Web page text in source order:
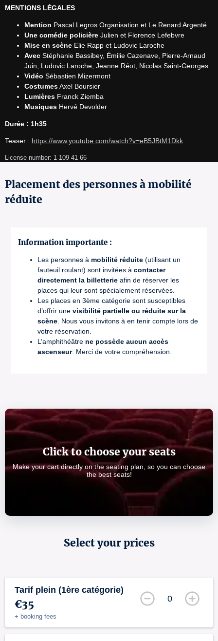
MENTIONS LÉGALES
Mention Pascal Legros Organisation et Le Renard Argenté
Une comédie policière Julien et Florence Lefebvre
Mise en scène Elie Rapp et Ludovic Laroche
Avec Stéphanie Bassibey, Émilie Cazenave, Pierre-Arnaud
Juin, Ludovic Laroche, Jeanne Réot, Nicolas Saint-Georges
Vidéo Sébastien Mizermont
CostumesAxel Boursier
Lumières Franck Ziemba
Musiques Hervé Devolder
Durée : 1h35
Teaser : https://www.youtube.com/watch?v=eB5JBtM1Dkk
License number: 1-109 41 66
Click to choose your seats
Make your cart directly on the seating plan, so you can choose
the best seats!
Select your prices
Tarif plein (1ère catégorie)
€35
+ booking fees
0
Placement des personnes à mobilité
réduite
Information importante :
Les personnes à mobilité réduite (utilisant un
fauteuil roulant) sont invitées à contacter
directement la billetterie afin de réserver les
places qui leur sont spécialement réservées.
Les places en 3ème catégorie sont susceptibles
d’offrir une visibilité partielle ou réduite sur la
scène . Nous vous invitons à en tenir compte lors de
votre réservation.
L’amphithéâtre ne possède aucun accès
ascenseur. Merci de votre compréhension.